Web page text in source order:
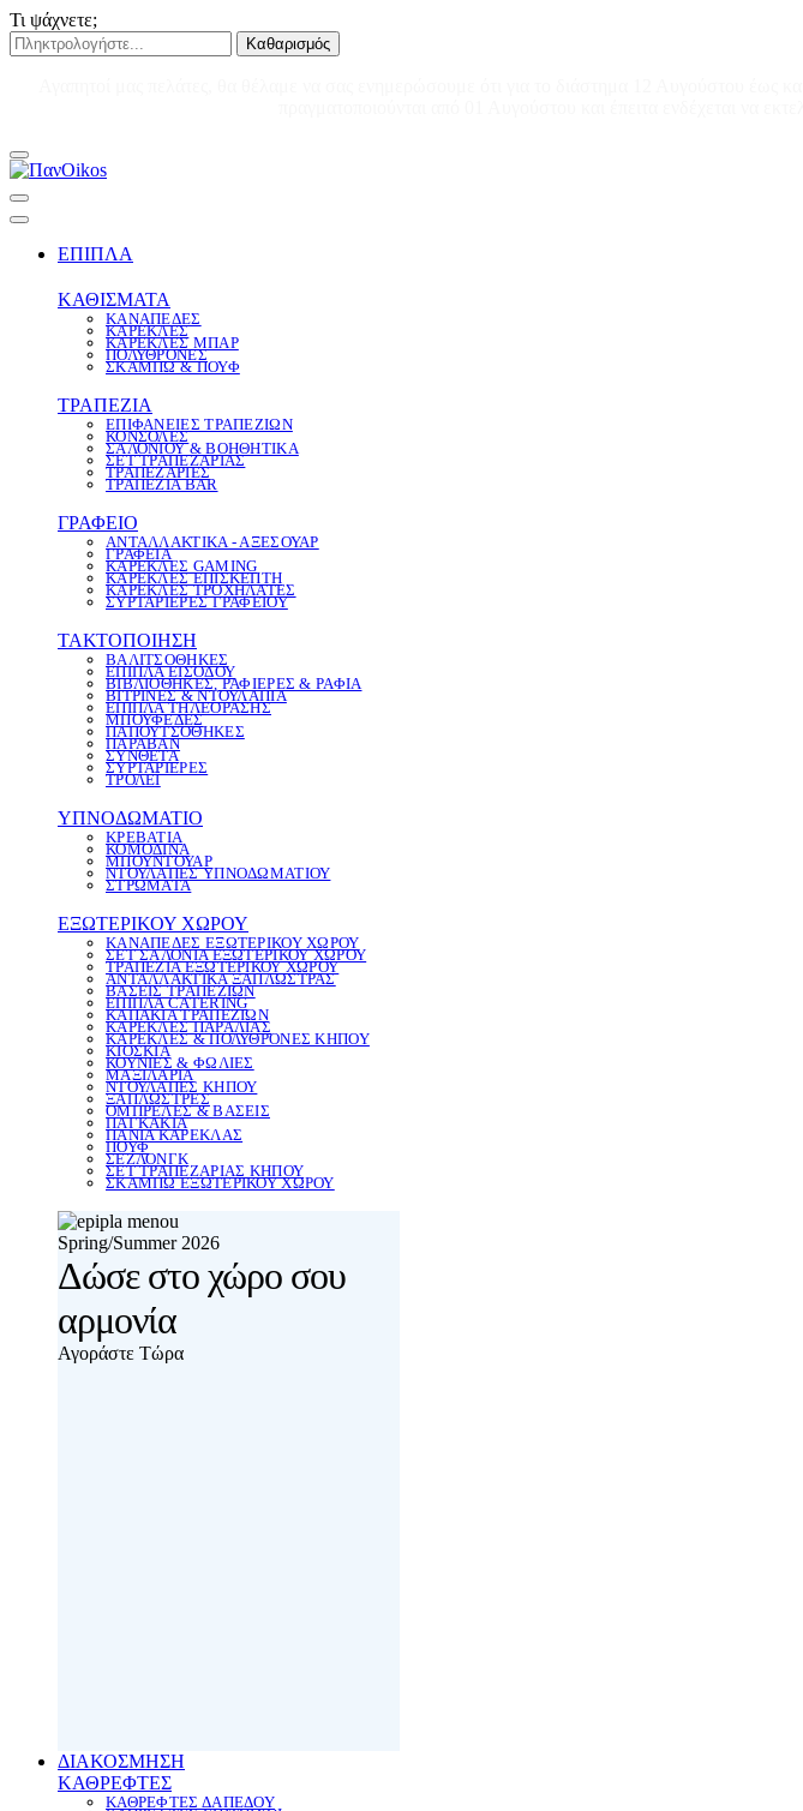
Τι ψάχνετε;
Καθαρισμός
ΕΠΙΠΛΑ
ΚΑΘΙΣΜΑΤΑ
ΚΑΝΑΠΕΔΕΣ
ΚΑΡΕΚΛΕΣ
ΚΑΡΕΚΛΕΣ ΜΠΑΡ
ΠΟΛΥΘΡΟΝΕΣ
ΣΚΑΜΠΩ & ΠΟΥΦ
ΤΡΑΠΕΖΙΑ
ΕΠΙΦΑΝΕΙΕΣ ΤΡΑΠΕΖΙΩΝ
ΚΟΝΣΟΛΕΣ
ΣΑΛΟΝΙΟΥ & ΒΟΗΘΗΤΙΚΑ
ΣΕΤ ΤΡΑΠΕΖΑΡΙΑΣ
ΤΡΑΠΕΖΑΡΙΕΣ
ΤΡΑΠΕΖΙΑ BAR
ΓΡΑΦΕΙΟ
ΑΝΤΑΛΛΑΚΤΙΚΑ - ΑΞΕΣΟΥΑΡ
ΓΡΑΦΕΙΑ
ΚΑΡΕΚΛΕΣ GAMING
ΚΑΡΕΚΛΕΣ ΕΠΙΣΚΕΠΤΗ
ΚΑΡΕΚΛΕΣ ΤΡΟΧΗΛΑΤΕΣ
ΣΥΡΤΑΡΙΕΡΕΣ ΓΡΑΦΕΙΟΥ
ΤΑΚΤΟΠΟΙΗΣΗ
ΒΑΛΙΤΣΟΘΗΚΕΣ
ΕΠΙΠΛΑ ΕΙΣΟΔΟΥ
ΒΙΒΛΙΟΘΗΚΕΣ, ΡΑΦΙΕΡΕΣ & ΡΑΦΙΑ
ΒΙΤΡΙΝΕΣ & ΝΤΟΥΛΑΠΙΑ
ΕΠΙΠΛΑ ΤΗΛΕΟΡΑΣΗΣ
ΜΠΟΥΦΕΔΕΣ
ΠΑΠΟΥΤΣΟΘΗΚΕΣ
ΠΑΡΑΒΑΝ
ΣΥΝΘΕΤΑ
ΣΥΡΤΑΡΙΕΡΕΣ
ΤΡΟΛΕΪ
ΥΠΝΟΔΩΜΑΤΙΟ
ΚΡΕΒΑΤΙΑ
ΚΟΜΟΔΙΝΑ
ΜΠΟΥΝΤΟΥΑΡ
ΝΤΟΥΛΑΠΕΣ ΥΠΝΟΔΩΜΑΤΙΟΥ
ΣΤΡΩΜΑΤΑ
ΕΞΩΤΕΡΙΚΟΥ ΧΩΡΟΥ
ΚΑΝΑΠΕΔΕΣ ΕΞΩΤΕΡΙΚΟΥ ΧΩΡΟΥ
ΣΕΤ ΣΑΛΟΝΙΑ ΕΞΩΤΕΡΙΚΟΥ ΧΩΡΟΥ
ΤΡΑΠΕΖΙΑ ΕΞΩΤΕΡΙΚΟΥ ΧΩΡΟΥ
ΑΝΤΑΛΛΑΚΤΙΚΑ ΞΑΠΛΩΣΤΡΑΣ
ΒΑΣΕΙΣ ΤΡΑΠΕΖΙΩΝ
ΕΠΙΠΛΑ CATERING
ΚΑΠΑΚΙΑ ΤΡΑΠΕΖΙΩΝ
ΚΑΡΕΚΛΕΣ ΠΑΡΑΛΙΑΣ
ΚΑΡΕΚΛΕΣ & ΠΟΛΥΘΡΟΝΕΣ ΚΗΠΟΥ
ΚΙΟΣΚΙΑ
ΚΟΥΝΙΕΣ & ΦΩΛΙΕΣ
ΜΑΞΙΛΑΡΙΑ
ΝΤΟΥΛΑΠΕΣ ΚΗΠΟΥ
ΞΑΠΛΩΣΤΡΕΣ
ΟΜΠΡΕΛΕΣ & ΒΑΣΕΙΣ
ΠΑΓΚΑΚΙΑ
ΠΑΝΙΑ ΚΑΡΕΚΛΑΣ
ΠΟΥΦ
ΣΕΖΛΟΝΓΚ
ΣΕΤ ΤΡΑΠΕΖΑΡΙΑΣ ΚΗΠΟΥ
ΣΚΑΜΠΩ ΕΞΩΤΕΡΙΚΟΥ ΧΩΡΟΥ
Spring/Summer 2026
Δώσε στο χώρο σου
αρμονία
Αγοράστε Τώρα
ΔΙΑΚΟΣΜΗΣΗ
ΚΑΘΡΕΦΤΕΣ
ΚΑΘΡΕΦΤΕΣ ΔΑΠΕΔΟΥ